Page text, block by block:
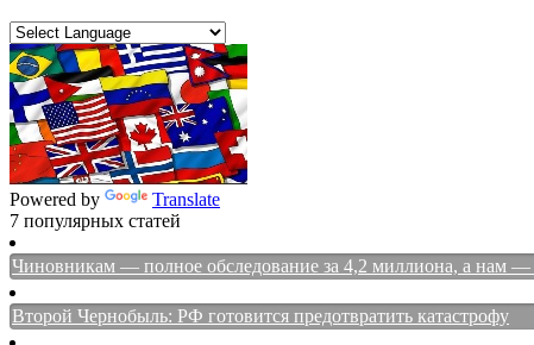
Powered by
Translate
7 популярных статей
Чиновникам — полное обследование за 4,2 миллиона, а нам —
Второй Чернобыль: РФ готовится предотвратить катастрофу